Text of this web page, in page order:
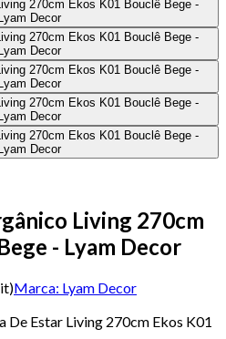
Living 270cm
- Lyam Decor
)Marca: Lyam Decor
De Estar Living 270cm Ekos K01